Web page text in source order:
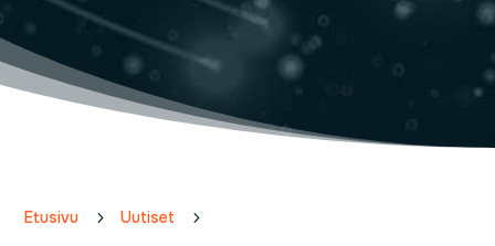
Etusivu 5 Uutiset
5